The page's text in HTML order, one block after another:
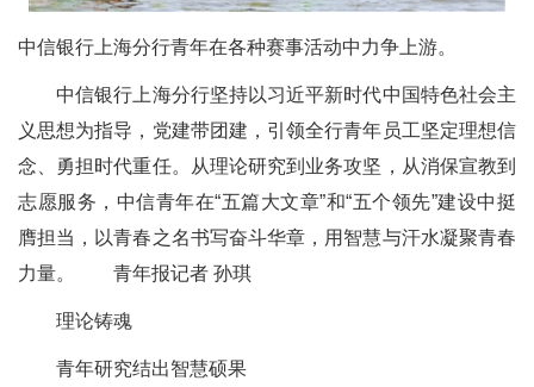
中信银行上海分行青年在各种赛事活动中力争上游。
中信银行上海分行坚持以习近平新时代中国特色社会主
义思想为指导，党建带团建，引领全行青年员工坚定理想信
念、勇担时代重任。从理论研究到业务攻坚，从消保宣教到
志愿服务，中信青年在“五篇大文章”和“五个领先”建设中挺
膺担当，以青春之名书写奋斗华章，用智慧与汗水凝聚青春
力量。 青年报记者 孙琪
理论铸魂
青年研究结出智慧硕果